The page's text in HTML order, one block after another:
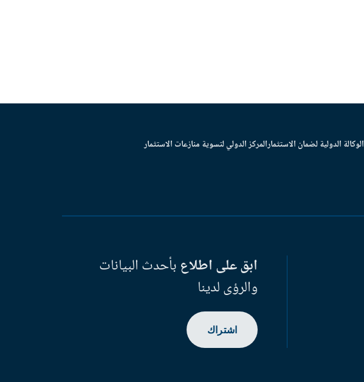
الوكالة الدولية لضمان الاستثمارالمركز الدولي لتسوية منازعات الاستثمار
ابق على اطلاعبأحدث البيانات
والرؤى لدينا
اشتراك